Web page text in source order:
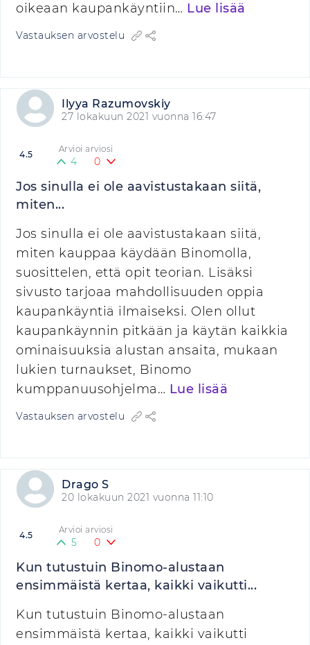
oikeaan kaupankäyntiin… Lue lisää
Vastauksen arvostelu
Ilyya Razumovskiy
27 lokakuun 2021 vuonna 16:47
4.5 Arvioi arviosi
4 0
Jos sinulla ei ole aavistustakaan siitä,
miten...
Jos sinulla ei ole aavistustakaan siitä,
miten kauppaa käydään Binomolla,
suosittelen, että opit teorian. Lisäksi
sivusto tarjoaa mahdollisuuden oppia
kaupankäyntiä ilmaiseksi. Olen ollut
kaupankäynnin pitkään ja käytän kaikkia
ominaisuuksia alustan ansaita, mukaan
lukien turnaukset, Binomo
kumppanuusohjelma… Lue lisää
Vastauksen arvostelu
Drago S
20 lokakuun 2021 vuonna 11:10
4.5 Arvioi arviosi
5 0
Kun tutustuin Binomo-alustaan
ensimmäistä kertaa, kaikki vaikutti...
Kun tutustuin Binomo-alustaan
ensimmäistä kertaa, kaikki vaikutti